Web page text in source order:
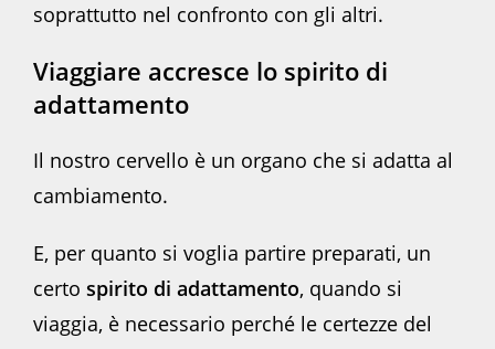
soprattutto nel confronto con gli altri.
Viaggiare accresce lo spirito di
adattamento
Il nostro cervello è un organo che si adatta al
cambiamento.
E, per quanto si voglia partire preparati, un
certo spirito di adattamento, quando si
viaggia, è necessario perché le certezze del